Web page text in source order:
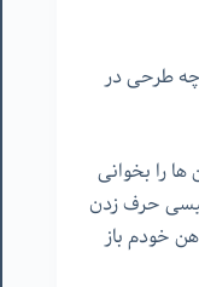
چه طرحی در
ها را بخوانی
حرف زدن
خودم باز